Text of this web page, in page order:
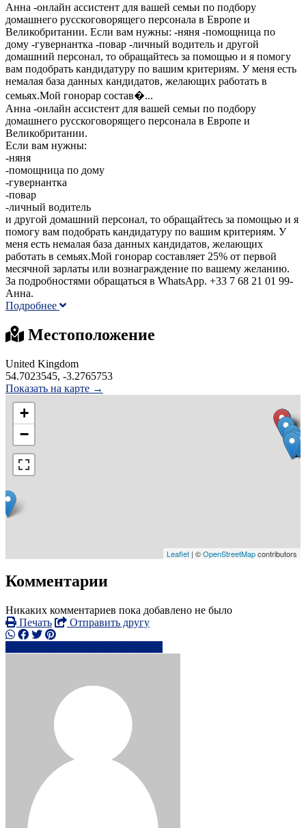
Анна -онлайн ассистент для вашей семьи по подбору
домашнего русскоговорящего персонала в Европе и
Великобритании. Если вам нужны: -няня -помощница по
дому -гувернантка -повар -личный водитель и другой
домашний персонал, то обращайтесь за помощью и я помогу
вам подобрать кандидатуру по вашим критериям. У меня есть
немалая база данных кандидатов, желающих работать в
семьях.Мой гонорар состав�...
Анна -онлайн ассистент для вашей семьи по подбору
домашнего русскоговорящего персонала в Европе и
Великобритании.
Если вам нужны:
-няня
-помощница по дому
-гувернантка
-повар
-личный водитель
и другой домашний персонал, то обращайтесь за помощью и я
помогу вам подобрать кандидатуру по вашим критериям. У
меня есть немалая база данных кандидатов, желающих
работать в семьях.Мой гонорар составляет 25% от первой
месячной зарлаты или вознаграждение по вашему желанию.
За подробностями обращаться в WhatsApp. +33 7 68 21 01 99-
Анна.
Подробнее
Местоположение
United Kingdom
54.7023545, -3.2765753
Показать на карте →
+
−
Leaflet | ©OpenStreetMapcontributors
Комментарии
Никаких комментариев пока добавлено не было
Печать
Отправить другу